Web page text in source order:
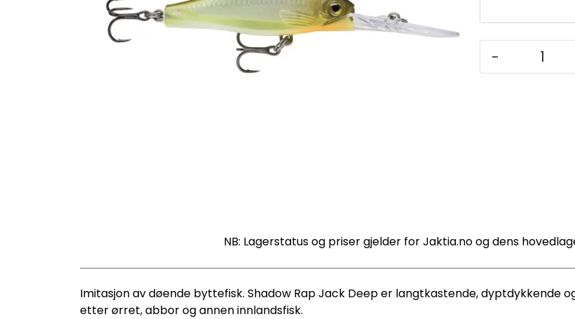
-
NB: Lagerstatus og priser gjelder for Jaktia.no og dens
Imitasjon av døende byttefisk. Shadow Rap Jack Deep er langtkastende, dyptdykkende
etter ørret, abbor og annen innlandsfisk.